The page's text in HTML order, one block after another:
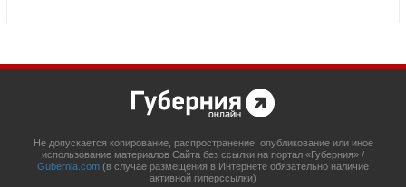
Не допускается копирование, распространение, опубликование или иное
использование материалов Сайта без ссылки на портал «Губерния» /
Gubernia.com (в случае размещения в Интернете обязательно наличие
активной гиперссылки)